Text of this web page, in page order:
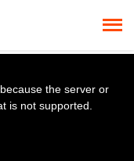
the server or
is not supported.